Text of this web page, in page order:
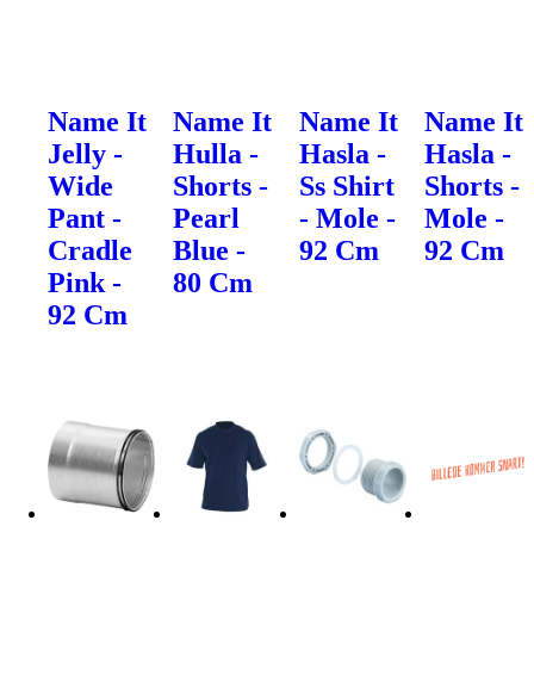
Name It
Jelly -
Wide
Pant -
Cradle
Pink -
92 Cm
Name It
Hulla -
Shorts -
Pearl
Blue -
80 Cm
Name It
Hasla -
Ss Shirt
- Mole -
92 Cm
Name It
Hasla -
Shorts -
Mole -
92 Cm